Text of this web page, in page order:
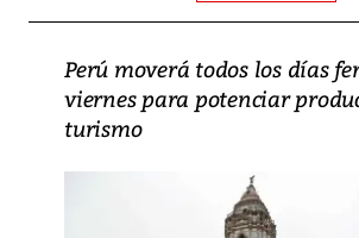
Perú moverá todos los días
viernes para potenciar
turismo